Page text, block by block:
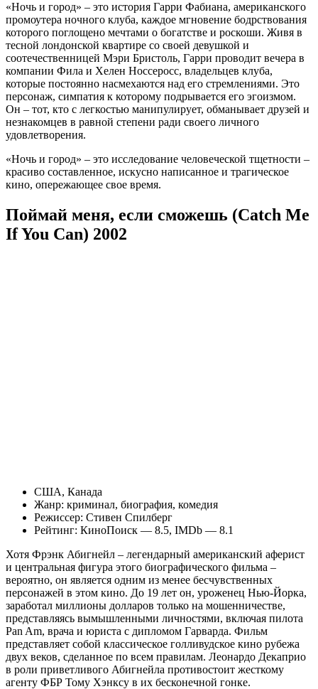
«Ночь и город» – это история Гарри Фабиана, американского
промоутера ночного клуба, каждое мгновение бодрствования
которого поглощено мечтами о богатстве и роскоши. Живя в
тесной лондонской квартире со своей девушкой и
соотечественницей Мэри Бристоль, Гарри проводит вечера в
компании Фила и Хелен Носсеросс, владельцев клуба,
которые постоянно насмехаются над его стремлениями. Это
персонаж, симпатия к которому подрывается его эгоизмом.
Он – тот, кто с легкостью манипулирует, обманывает друзей и
незнакомцев в равной степени ради своего личного
удовлетворения.
«Ночь и город» – это исследование человеческой тщетности –
красиво составленное, искусно написанное и трагическое
кино, опережающее свое время.
Поймай меня, если сможешь (Catch Me
If You Can) 2002
США, Канада
Жанр: криминал, биография, комедия
Режиссер: Стивен Спилберг
Рейтинг: КиноПоиск — 8.5, IMDb — 8.1
Хотя Фрэнк Абигнейл – легендарный американский аферист
и центральная фигура этого биографического фильма –
вероятно, он является одним из менее бесчувственных
персонажей в этом кино. До 19 лет он, уроженец Нью-Йорка,
заработал миллионы долларов только на мошенничестве,
представляясь вымышленными личностями, включая пилота
Pan Am, врача и юриста с дипломом Гарварда. Фильм
представляет собой классическое голливудское кино рубежа
двух веков, сделанное по всем правилам. Леонардо Декаприо
в роли приветливого Абигнейла противостоит жесткому
агенту ФБР Тому Хэнксу в их бесконечной гонке.